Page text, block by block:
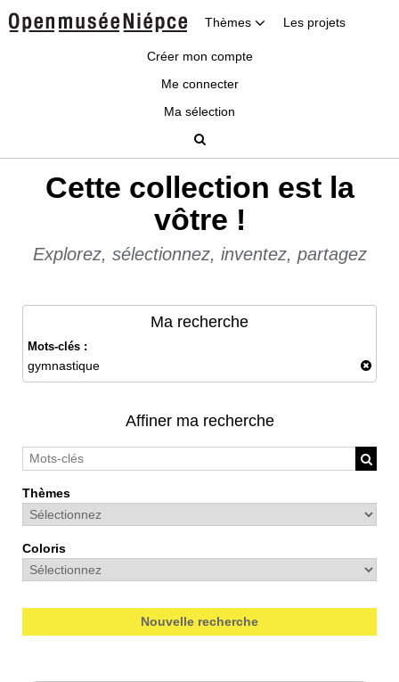
Thèmes Les projets
Créer mon compte
Me connecter
Ma sélection
Cette collection est la
vôtre !
Explorez, sélectionnez, inventez, partagez
Ma recherche
Mots-clés :
gymnastique
Affiner ma recherche
Thèmes
Coloris
Nouvelle recherche